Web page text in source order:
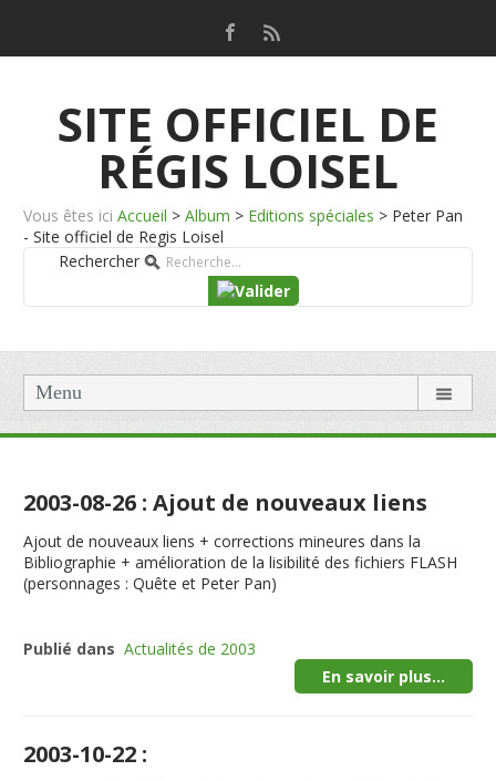
SITE OFFICIEL DE
RÉGIS LOISEL
Vous êtes ici Accueil > Album > Editions spéciales > Peter Pan
- Site officiel de Regis Loisel
Rechercher
Menu
2003-08-26 : Ajout de nouveaux liens
Ajout de nouveaux liens + corrections mineures dans la
Bibliographie + amélioration de la lisibilité des fichiers FLASH
(personnages : Quête et Peter Pan)
Publié dans Actualités de 2003
En savoir plus...
2003-10-22 :